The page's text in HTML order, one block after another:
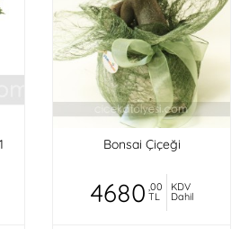
Bonsai Çiçeği
4680 ,00
TL
KDV
Dahil